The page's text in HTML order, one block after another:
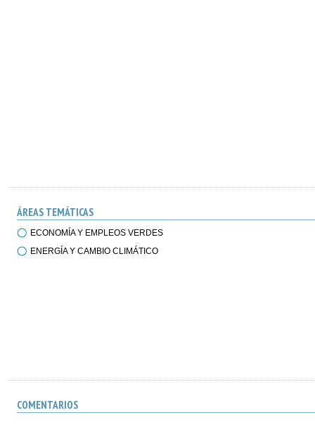
ÁREAS TEMÁTICAS
ECONOMÍA Y EMPLEOS VERDES
ENERGÍA Y CAMBIO CLIMÁTICO
COMENTARIOS